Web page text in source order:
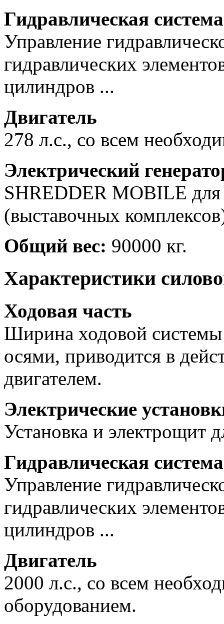
Гидравлическая система
Управление
гидравлических
цилиндров ...
Двигатель
278 л.с., со всем
Электрический
SHREDDER MOBILE
(выставочных
Общий вес: 90000 кг.
Характеристики
Ходовая часть
Ширина ходовой
осями, приводится в
двигателем.
Электрические
Установка и электрощит
Гидравлическая система
Управление
гидравлических
цилиндров ...
Двигатель
2000 л.с., со всем
оборудованием.